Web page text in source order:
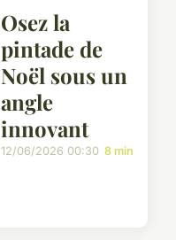
Osez la
pintade de
Noël sous un
angle
innovant
12/06/2026 00:30 8 min